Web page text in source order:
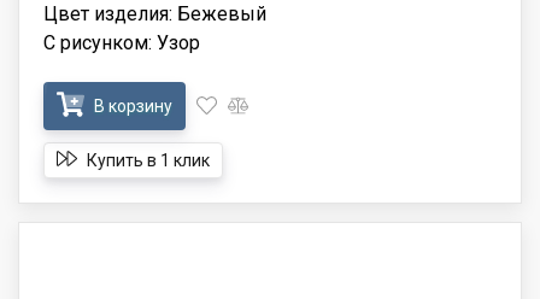
Цвет изделия: Бежевый
С рисунком: Узор
В корзину
Купить в 1 клик